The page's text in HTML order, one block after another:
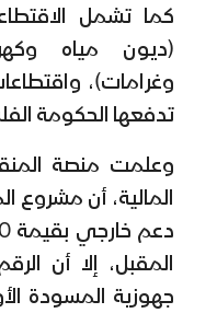
كما تشمل
(ديون مياه
وغرامات)،
تدفعها الحكومة
وعلمت منصة
المالية، أن مشروع
المقبل، إلا أن
جهوزية المسودة